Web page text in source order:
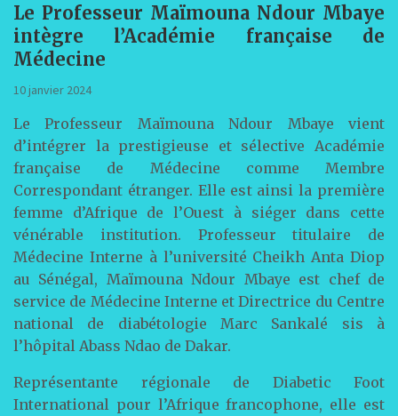
Le Professeur Maïmouna Ndour Mbaye
intègre l’Académie française de
Médecine
10 janvier 2024
Le Professeur Maïmouna Ndour Mbaye vient
d’intégrer la prestigieuse et sélective Académie
française de Médecine comme Membre
Correspondant étranger. Elle est ainsi la première
femme d’Afrique de l’Ouest à siéger dans cette
vénérable institution. Professeur titulaire de
Médecine Interne à l’université Cheikh Anta Diop
au Sénégal, Maïmouna Ndour Mbaye est chef de
service de Médecine Interne et Directrice du Centre
national de diabétologie Marc Sankalé sis à
l’hôpital Abass Ndao de Dakar.
Représentante régionale de Diabetic Foot
International pour l’Afrique francophone, elle est